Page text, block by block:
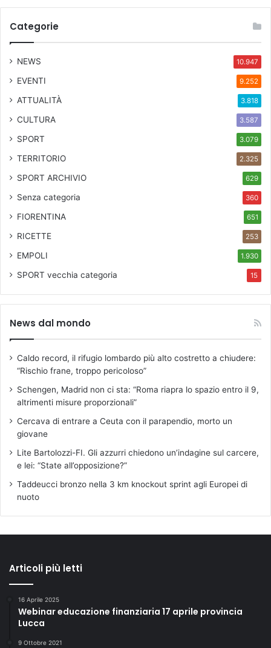
Categorie
NEWS 10.947
EVENTI 9.252
ATTUALITÀ 3.818
CULTURA 3.587
SPORT 3.079
TERRITORIO 2.325
SPORT ARCHIVIO 629
Senza categoria 360
FIORENTINA 651
RICETTE 253
EMPOLI 1.930
SPORT vecchia categoria 15
News dal mondo
Caldo record, il rifugio lombardo più alto costretto a chiudere:
“Rischio frane, troppo pericoloso”
Schengen, Madrid non ci sta: “Roma riapra lo spazio entro il 9,
altrimenti misure proporzionali”
Cercava di entrare a Ceuta con il parapendio, morto un
giovane
Lite Bartolozzi-FI. Gli azzurri chiedono un’indagine sul carcere,
e lei: “State all’opposizione?”
Taddeucci bronzo nella 3 km knockout sprint agli Europei di
nuoto
Articoli più letti
16 Aprile 2025
Webinar educazione finanziaria 17 aprile provincia
Lucca
9 Ottobre 2021